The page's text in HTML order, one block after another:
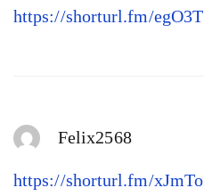
https://shorturl.fm/egO3T
Felix2568
https://shorturl.fm/xJmTo